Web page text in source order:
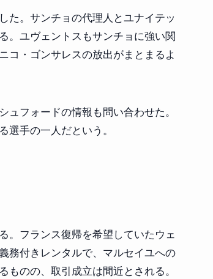
た。サンチョの代理人とユナイテッ
。ユヴェントスもサンチョに強い関
コ・ゴンサレスの放出がまとまるよ
フォードの情報も問い合わせた。
手の一人だという。
。フランス復帰を希望していたウェ
務付きレンタルで、マルセイユへの
のの、取引成立は間近とされる。